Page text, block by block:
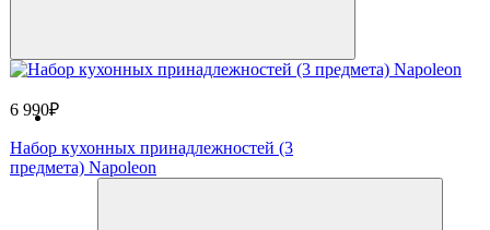
6 990₽
Набор кухонных принадлежностей (3
предмета) Napoleon